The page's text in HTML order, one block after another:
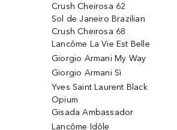
Crush Cheirosa 62
Sol de Janeiro Brazilian
Crush Cheirosa 68
Lancôme La Vie Est Belle
Giorgio Armani My Way
Giorgio Armani Sì
Yves Saint Laurent Black
Opium
Gisada Ambassador
Lancôme Idôle